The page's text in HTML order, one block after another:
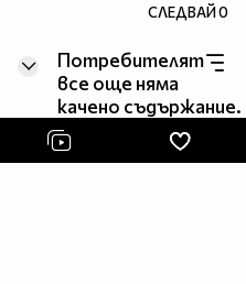
СЛЕДВАЙ0
Потребителят
все още няма
качено съдържание.